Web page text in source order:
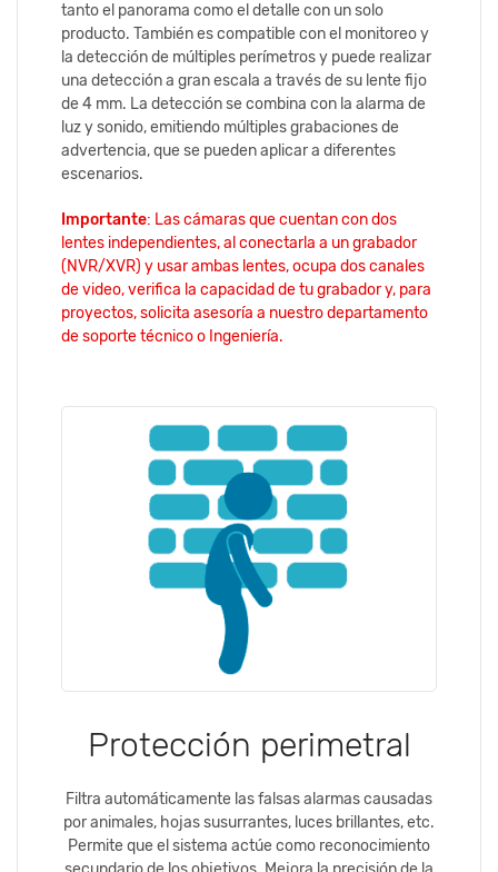
tanto el panorama como el detalle con un solo
producto. También es compatible con el monitoreo y
la detección de múltiples perímetros y puede realizar
una detección a gran escala a través de su lente fijo
de 4 mm. La detección se combina con la alarma de
luz y sonido, emitiendo múltiples grabaciones de
advertencia, que se pueden aplicar a diferentes
escenarios.
Importante: Las cámaras que cuentan con dos
lentes independientes, al conectarla a un grabador
(NVR/XVR) y usar ambas lentes, ocupa dos canales
de video, verifica la capacidad de tu grabador y, para
proyectos, solicita asesoría a nuestro departamento
de soporte técnico o Ingeniería.
Protección perimetral
Filtra automáticamente las falsas alarmas causadas
por animales, hojas susurrantes, luces brillantes, etc.
Permite que el sistema actúe como reconocimiento